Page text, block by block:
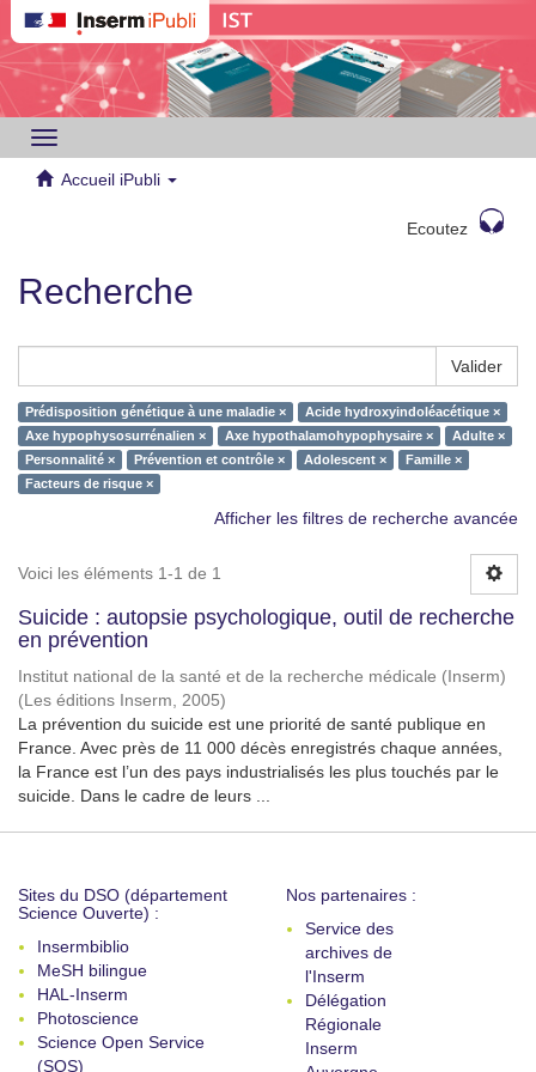
Toggle
navigation
Accueil iPubli
Ecoutez
Recherche
Valider
Prédisposition génétique à une maladie ×
Acide hydroxyindoléacétique ×
Axe hypophysosurrénalien ×
Axe hypothalamohypophysaire ×
Adulte ×
Personnalité ×
Prévention et contrôle × Adolescent ×
Famille ×
Facteurs de risque ×
Afficher les filtres de recherche avancée
Voici les éléments 1-1 de 1
Suicide : autopsie psychologique, outil de recherche
en prévention
Institut national de la santé et de la recherche médicale (Inserm)
(Les éditions Inserm, 2005)
La prévention du suicide est une priorité de santé publique en
France. Avec près de 11 000 décès enregistrés chaque années,
la France est l’un des pays industrialisés les plus touchés par le
suicide. Dans le cadre de leurs ...
Sites du DSO (département
Science Ouverte) :
Insermbiblio
MeSH bilingue
HAL-Inserm
Photoscience
Science Open Service
(SOS)
Nos partenaires :
Service des
archives de
l'Inserm
Délégation
Régionale
Inserm